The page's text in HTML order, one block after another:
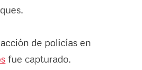
de policías en
fue capturado.